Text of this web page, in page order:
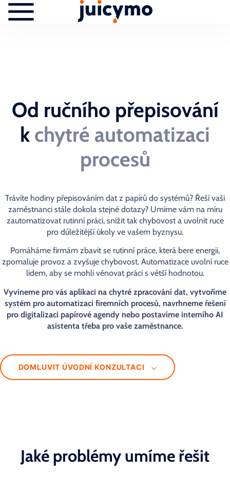
Od ručního přepisování
k chytré automatizaci
procesů
Trávíte hodiny přepisováním dat z papírů do systémů? Řeší vaši
zaměstnanci stále dokola stejné dotazy? Umíme vám na míru
zautomatizovat rutinní práci, snížit tak chybovost a uvolnit ruce
pro důležitější úkoly ve vašem byznysu.
Pomáháme firmám zbavit se rutinní práce, která bere energii,
zpomaluje provoz a zvyšuje chybovost. Automatizace uvolní ruce
lidem, aby se mohli věnovat práci s větší hodnotou.
Vyvineme pro vás aplikaci na chytré zpracování dat, vytvoříme
systém pro automatizaci firemních procesů, navrhneme řešení
pro digitalizaci papírové agendy nebo postavíme interního AI
asistenta třeba pro vaše zaměstnance.
DOMLUVIT ÚVODNÍ KONZULTACI
Jaké problémy umíme řešit